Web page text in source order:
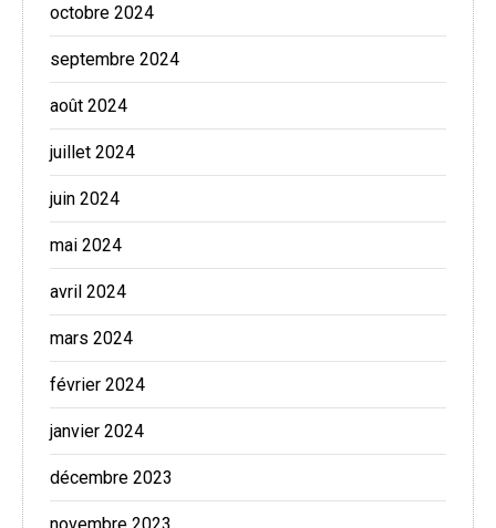
octobre 2024
septembre 2024
août 2024
juillet 2024
juin 2024
mai 2024
avril 2024
mars 2024
février 2024
janvier 2024
décembre 2023